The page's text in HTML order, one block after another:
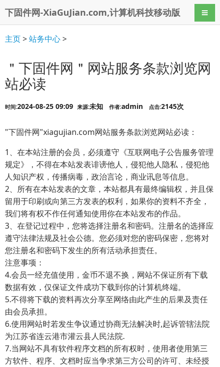
下固件网-XiaGuJian.com,计算机科技移动版 导航
主页>站务中心>
＂下固件网＂网站服务条款浏览网
站必读
时间:2024-08-25 09:09 来源:未知 作者:admin 点击:2145次
"下固件网"xiagujian.com网站服务条款浏览网站必读：
1、在本站注册的会员，必须遵守《互联网电子公告服务管理
规定》，不得在本站发表诽谤他人，侵犯他人隐私，侵犯他
人知识产权，传播病毒，政治言论，商业讯息等信息。
2、所有在本站发表的文章，本站都具有最终编辑权，并且保
留用于印刷或向第三方发表的权利，如果你的资料不齐全，
我们将有权不作任何通知使用你在本站发布的作品。
3、在登记过程中，您将选择注册名和密码。注册名的选择应
遵守法律法规及社会公德。您必须对您的密码保密，您将对
您注册名和密码下发生的所有活动承担责任。
注意事项：
4.会员一经充值使用，金币不退不换，网站不保证所有下载
数据有效，仅保证文件成功下载到你的计算机终端。
5.不得将下载的资料再次分享至网络由此产生的后果及责任
由会员承担。
6.使用网站时若发生争议通过协商无法解决时,起诉管辖法院
为江苏省连云港市灌云县人民法院.
7.当网站不具有软件程序文档的所有权时，使用者使用第三
方软件、程序、文档时应当争求第三方公司的许可、未经授